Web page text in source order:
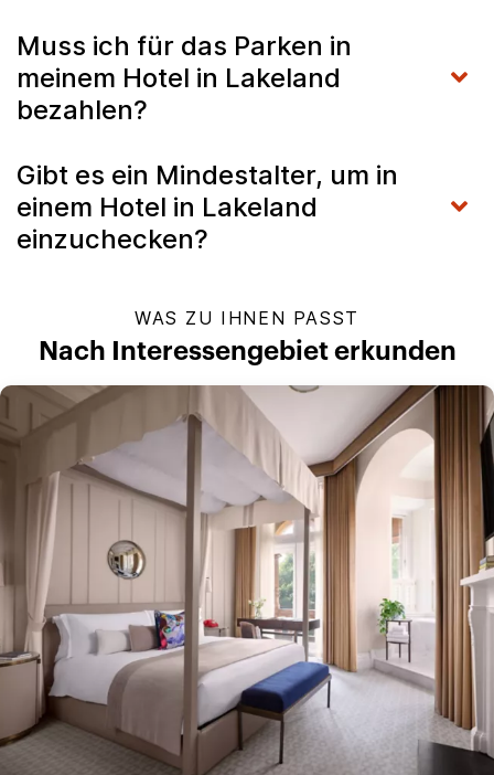
Muss ich für das Parken in
meinem Hotel in Lakeland
bezahlen?
Gibt es ein Mindestalter, um in
einem Hotel in Lakeland
einzuchecken?
WAS ZU IHNEN PASST
Nach Interessengebiet erkunden